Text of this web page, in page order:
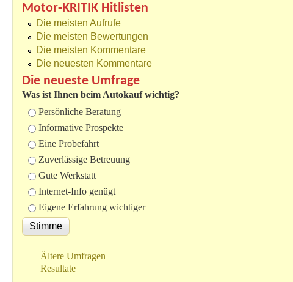
Motor-KRITIK Hitlisten
Die meisten Aufrufe
Die meisten Bewertungen
Die meisten Kommentare
Die neuesten Kommentare
Die neueste Umfrage
Was ist Ihnen beim Autokauf wichtig?
Auswahlmöglichkeiten
Persönliche Beratung
Informative Prospekte
Eine Probefahrt
Zuverlässige Betreuung
Gute Werkstatt
Internet-Info genügt
Eigene Erfahrung wichtiger
Ältere Umfragen
Resultate